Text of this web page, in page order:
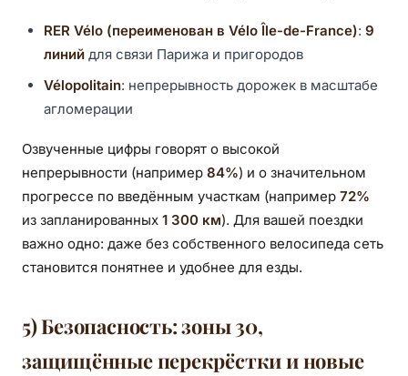
RER Vélo (переименован в Vélo Île-de-France): 9
линий для связи Парижа и пригородов
Vélopolitain: непрерывность дорожек в масштабе
агломерации
Озвученные цифры говорят о высокой
непрерывности (например 84%) и о значительном
прогрессе по введённым участкам (например 72%
из запланированных 1 300 км). Для вашей поездки
важно одно: даже без собственного велосипеда сеть
становится понятнее и удобнее для езды.
5) Безопасность: зоны 30,
защищённые перекрёстки и новые